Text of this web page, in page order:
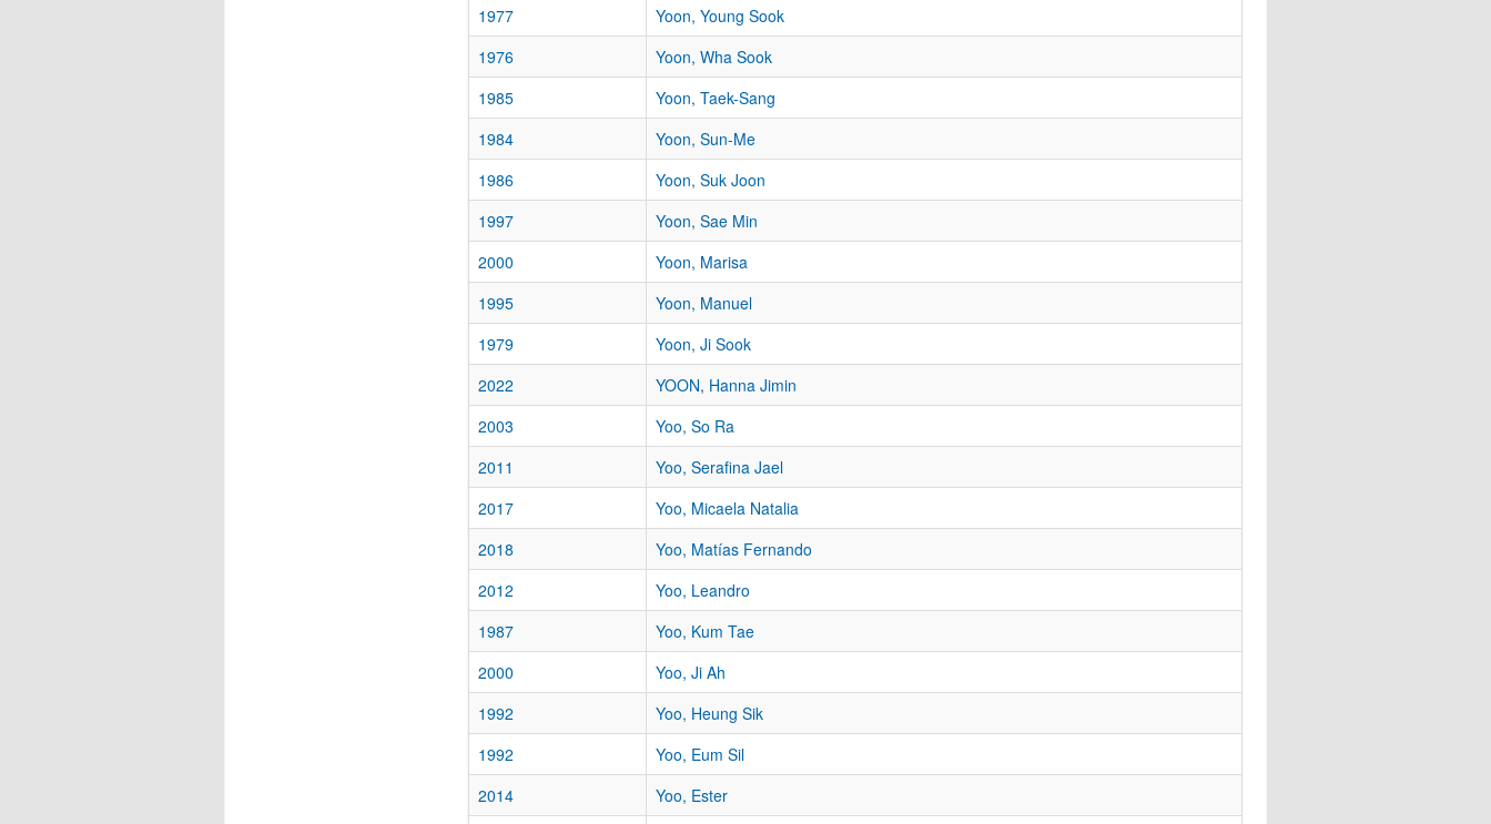
1977
Yoon, Young Sook
1976
Yoon, Wha Sook
1985
Yoon, Taek-Sang
1984
Yoon, Sun-Me
1986
Yoon, Suk Joon
1997
Yoon, Sae Min
2000
Yoon, Marisa
1995
Yoon, Manuel
1979
Yoon, Ji Sook
2022
YOON, Hanna Jimin
2003
Yoo, So Ra
2011
Yoo, Serafina Jael
2017
Yoo, Micaela Natalia
2018
Yoo, Matías Fernando
2012
Yoo, Leandro
1987
Yoo, Kum Tae
2000
Yoo, Ji Ah
1992
Yoo, Heung Sik
1992
Yoo, Eum Sil
2014
Yoo, Ester